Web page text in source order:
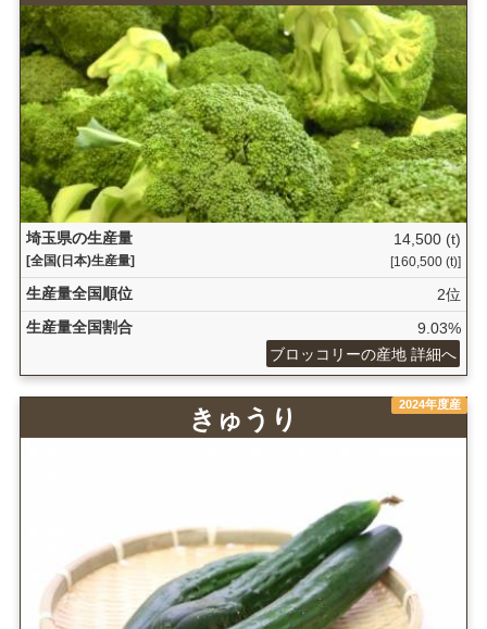
埼玉県の生産量
[全国(日本)生産量]
14,500 (t)
[160,500 (t)]
生産量全国順位
2位
生産量全国割合
9.03%
ブロッコリーの産地 詳細へ
2024年度産
きゅうり